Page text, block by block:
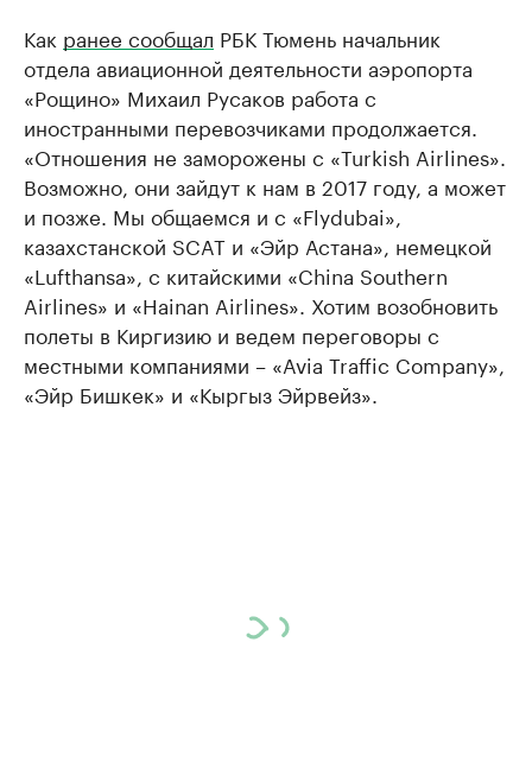
Как ранее сообщал РБК Тюмень начальник
отдела авиационной деятельности аэропорта
«Рощино» Михаил Русаков работа с
иностранными перевозчиками продолжается.
«Отношения не заморожены с «Turkish Airlines».
Возможно, они зайдут к нам в 2017 году, а может
и позже. Мы общаемся и с «Flydubai»,
казахстанской SCAT и «Эйр Астана», немецкой
«Lufthansa», с китайскими «China Southern
Airlines» и «Hainan Airlines». Хотим возобновить
полеты в Киргизию и ведем переговоры с
местными компаниями – «Avia Traffic Company»,
«Эйр Бишкек» и «Кыргыз Эйрвейз».